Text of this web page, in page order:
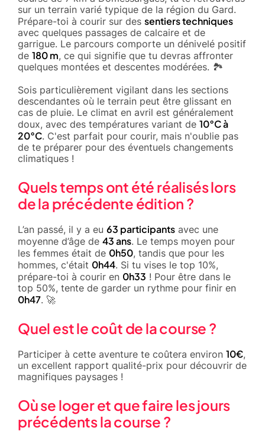
sur un terrain varié typique de la région du Gard.
Prépare-toi à courir sur des sentiers techniques
avec quelques passages de calcaire et de
garrigue. Le parcours comporte un dénivelé positif
de 180 m, ce qui signifie que tu devras affronter
quelques montées et descentes modérées. 🏞️
Sois particulièrement vigilant dans les sections
descendantes où le terrain peut être glissant en
cas de pluie. Le climat en avril est généralement
doux, avec des températures variant de 10°C à
20°C. C'est parfait pour courir, mais n'oublie pas
de te préparer pour des éventuels changements
climatiques !
Quels temps ont été réalisés lors
de la précédente édition ?
L’an passé, il y a eu 63 participants avec une
moyenne d’âge de 43 ans. Le temps moyen pour
les femmes était de 0h50, tandis que pour les
hommes, c'était 0h44. Si tu vises le top 10%,
prépare-toi à courir en 0h33 ! Pour être dans le
top 50%, tente de garder un rythme pour finir en
0h47. 🚀
Quel est le coût de la course ?
Participer à cette aventure te coûtera environ 10€,
un excellent rapport qualité-prix pour découvrir de
magnifiques paysages !
Où se loger et que faire les jours
précédents la course ?